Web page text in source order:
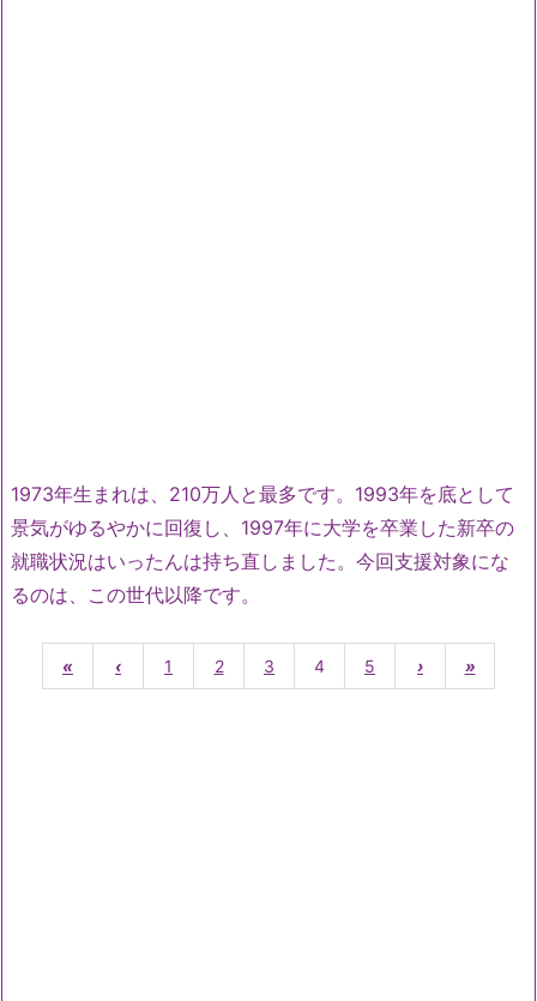
1973年生まれは、210万人と最多です。1993年を底として
景気がゆるやかに回復し、1997年に大学を卒業した新卒の
就職状況はいったんは持ち直しました。今回支援対象にな
るのは、この世代以降です。
« ‹ 1 2 3 4 5 › »